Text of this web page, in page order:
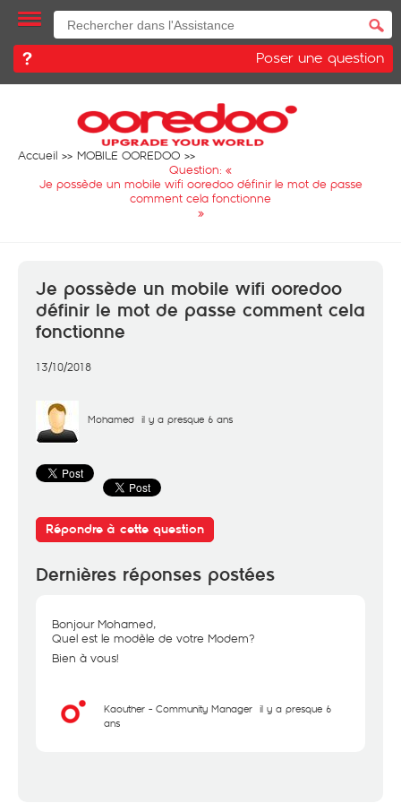
Poser une question
Accueil
MOBILE OOREDOO
Question: «
Je possède un mobile wifi ooredoo définir le mot de passe
comment cela fonctionne
»
Je possède un mobile wifi ooredoo
définir le mot de passe comment cela
fonctionne
13/10/2018
Mohamed il y a presque 6 ans
Répondre à cette question
Dernières réponses postées
Bonjour Mohamed,
Quel est le modèle de votre Modem?
Bien à vous!
Kaouther - Community Manager il y a presque 6
ans